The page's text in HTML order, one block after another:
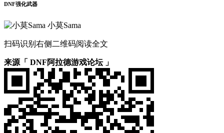
DNF强化武器
小莫Sama
扫码识别右侧二维码阅读全文
来源「 DNF阿拉德游戏论坛 」